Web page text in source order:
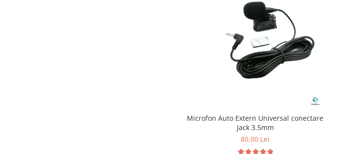
Microfon Auto Extern Universal conectare
Jack 3.5mm
80,00 Lei